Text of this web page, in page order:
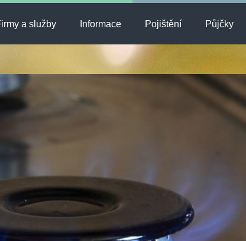
a služby Informace Pojištění Půjčky